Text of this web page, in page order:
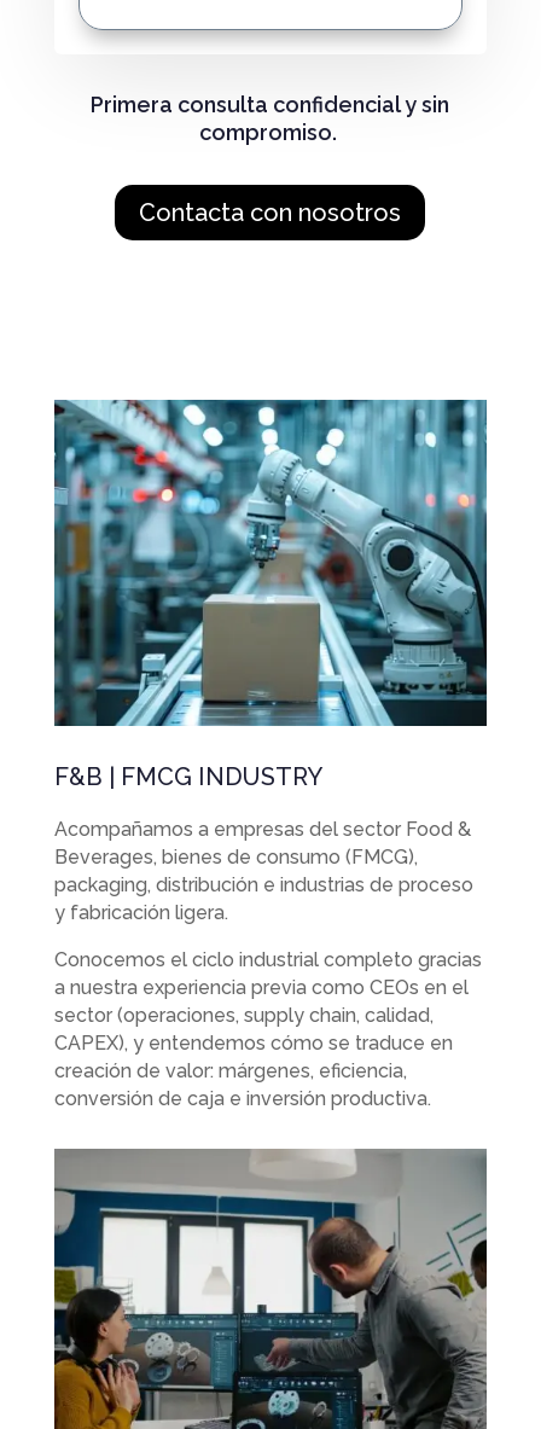
Primera consulta confidencial y sin
compromiso.
Contacta con nosotros
F&B | FMCG INDUSTRY
Acompañamos a empresas del sector Food &
Beverages, bienes de consumo (FMCG),
packaging, distribución e industrias de proceso
y fabricación ligera.
Conocemos el ciclo industrial completo gracias
a nuestra experiencia previa como CEOs en el
sector (operaciones, supply chain, calidad,
CAPEX), y entendemos cómo se traduce en
creación de valor: márgenes, eficiencia,
conversión de caja e inversión productiva.